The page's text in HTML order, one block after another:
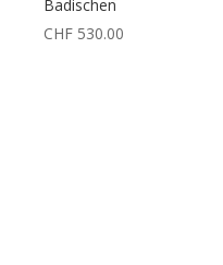
Badischen
CHF530.00